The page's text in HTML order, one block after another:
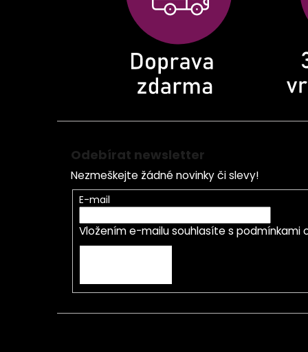
Odebírat newsletter
Nezmeškejte žádné novinky či slevy!
E-mail
Vložením e-mailu souhlasíte s podmínkami